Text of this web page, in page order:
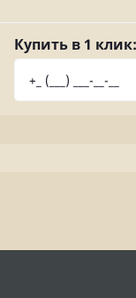
Купить в 1 клик: